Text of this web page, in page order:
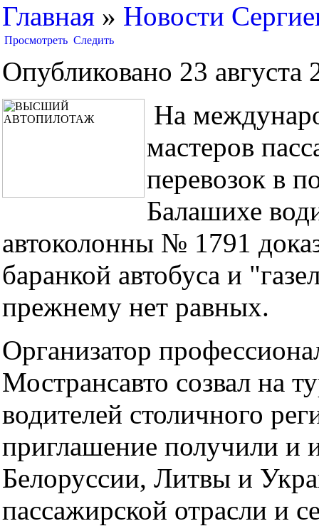
Главная » Новости
Просмотреть Следить
Опубликовано 23 августа
На
мастеров
перевозок в
Балашихе
автоколонны № 1791
баранкой автобуса и
прежнему нет равных.
Организатор
Мострансавто созвал на
водителей столичного
приглашение получили и
Белоруссии, Литвы и
пассажирской отрасли и